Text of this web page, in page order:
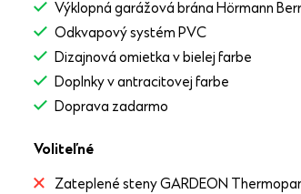
Výklopná garážová brána Hörmann
Odkvapový systém PVC
Dizajnová omietka v bielej farbe
Doplnky v antracitovej farbe
Doprava zadarmo
Voliteľné
Zateplené steny GARDEON